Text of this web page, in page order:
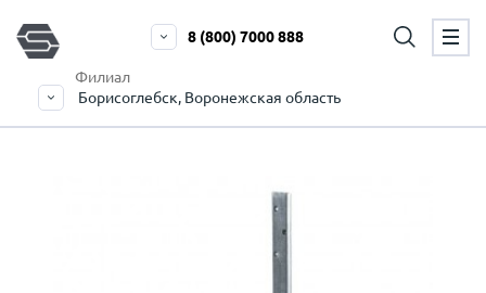
Филиал
Борисоглебск, Воронежская область
8 (800) 7000 888